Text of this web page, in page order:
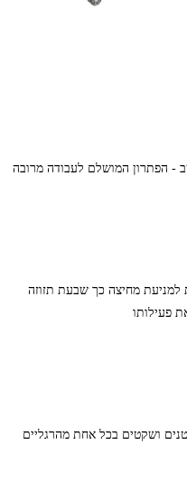
- הפתרון המושלם לעבודה מרובה
למניעת מחיצה כך שבעת תזוזה
פעילותו
ושקטים בכל אחת מהרגליים